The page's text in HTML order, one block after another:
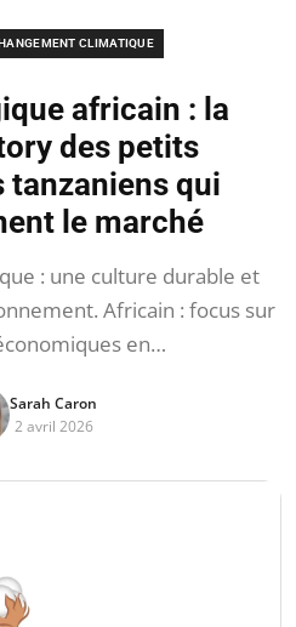
CLIMATIQUE
africain : la
des petits
qui
le marché
: une culture durable et
Africain : focus sur
en…
Sarah Caron
2 avril 2026